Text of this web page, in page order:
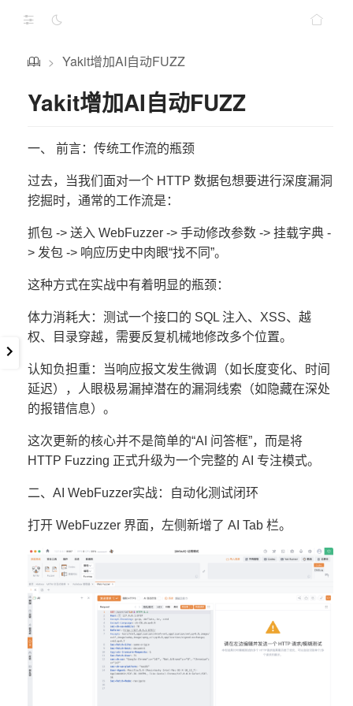
> Yakit增加AI自动FUZZ
Yakit增加AI自动FUZZ
一、 前言：传统工作流的瓶颈
过去，当我们面对一个 HTTP 数据包想要进行深度漏洞
挖掘时，通常的工作流是：
抓包 -> 送入 WebFuzzer -> 手动修改参数 -> 挂载字典 -
> 发包 -> 响应历史中肉眼“找不同”。
这种方式在实战中有着明显的瓶颈：
体力消耗大：测试一个接口的 SQL 注入、XSS、越
权、目录穿越，需要反复机械地修改多个位置。
认知负担重：当响应报文发生微调（如长度变化、时间
延迟），人眼极易漏掉潜在的漏洞线索（如隐藏在深处
的报错信息）。
这次更新的核心并不是简单的“AI 问答框”，而是将
HTTP Fuzzing 正式升级为一个完整的 AI 专注模式。
二、AI WebFuzzer实战：自动化测试闭环
打开 WebFuzzer 界面，左侧新增了 AI Tab 栏。